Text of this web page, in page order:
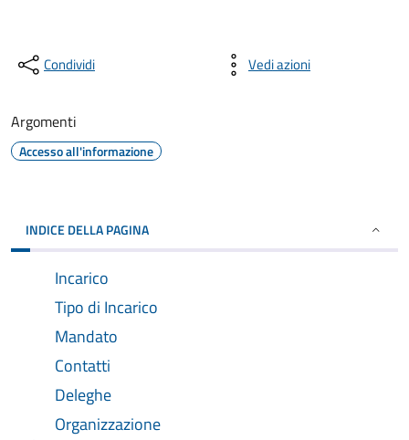
Condividi Vedi azioni
Argomenti
Accesso all'informazione
INDICE DELLA PAGINA
Incarico
Tipo di Incarico
Mandato
Contatti
Deleghe
Organizzazione